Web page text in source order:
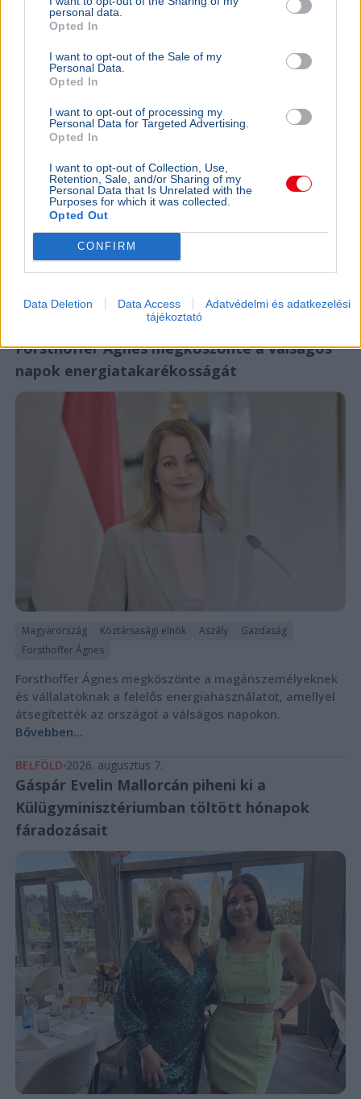
personal data.
Opted In
I want to opt-out of the Sale of my
Personal Data.
Opted In
I want to opt-out of processing my
Personal Data for Targeted Advertising.
Opted In
I want to opt-out of Collection, Use,
Retention, Sale, and/or Sharing of my
Personal Data that Is Unrelated with the
Purposes for which it was collected.
Opted Out
CONFIRM
Data Deletion Data Access
Adatvédelmi és adatkezelési
tájékoztató
Magyarország Miniszterelnök Magyar Péter Közmédia
Borsa Miklóst egy nappal a kinevezése után
menesztette a közmédia, az esetről a Blikknek beszélt.
Bővebben...
2026. augusztus 7.
Forsthoffer Ágnes megköszönte a válságos
napok energiatakarékosságát
Magyarország Köztársasági elnök Aszály
Gazdaság
Forsthoffer Ágnes
Forsthoffer Ágnes megköszönte a magánszemélyeknek
és vállalatoknak a felelős energiahasználatot, amellyel
átsegítették az országot a válságos napokon.
Bővebben...
BELFÖLD 2026. augusztus 7.
Gáspár Evelin Mallorcán piheni ki a
Külügyminisztériumban töltött hónapok
fáradozásait